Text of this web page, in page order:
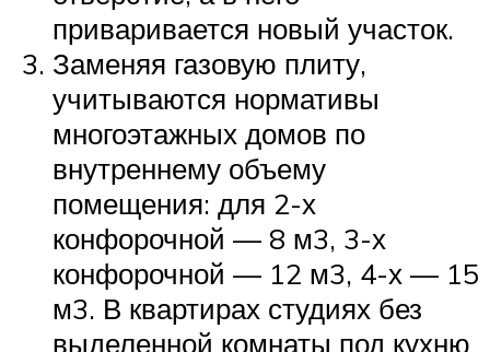
приваривается новый участок.
Заменяя газовую плиту,
учитываются нормативы
многоэтажных домов по
внутреннему объему
помещения: для 2-х
конфорочной — 8 м3, 3-х
конфорочной — 12 м3, 4-х — 15
м3. В квартирах студиях без
выделенной комнаты под кухню